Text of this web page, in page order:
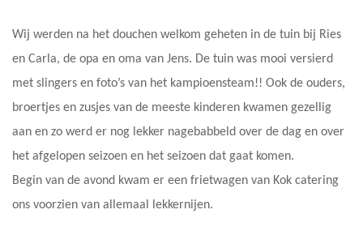
Wij werden na het douchen welkom geheten in de tuin bij Ries
en Carla, de opa en oma van Jens. De tuin was mooi versierd
met slingers en foto’s van het kampioensteam!! Ook de ouders,
broertjes en zusjes van de meeste kinderen kwamen gezellig
aan en zo werd er nog lekker nagebabbeld over de dag en over
het afgelopen seizoen en het seizoen dat gaat komen.
Begin van de avond kwam er een frietwagen van Kok catering
ons voorzien van allemaal lekkernijen.